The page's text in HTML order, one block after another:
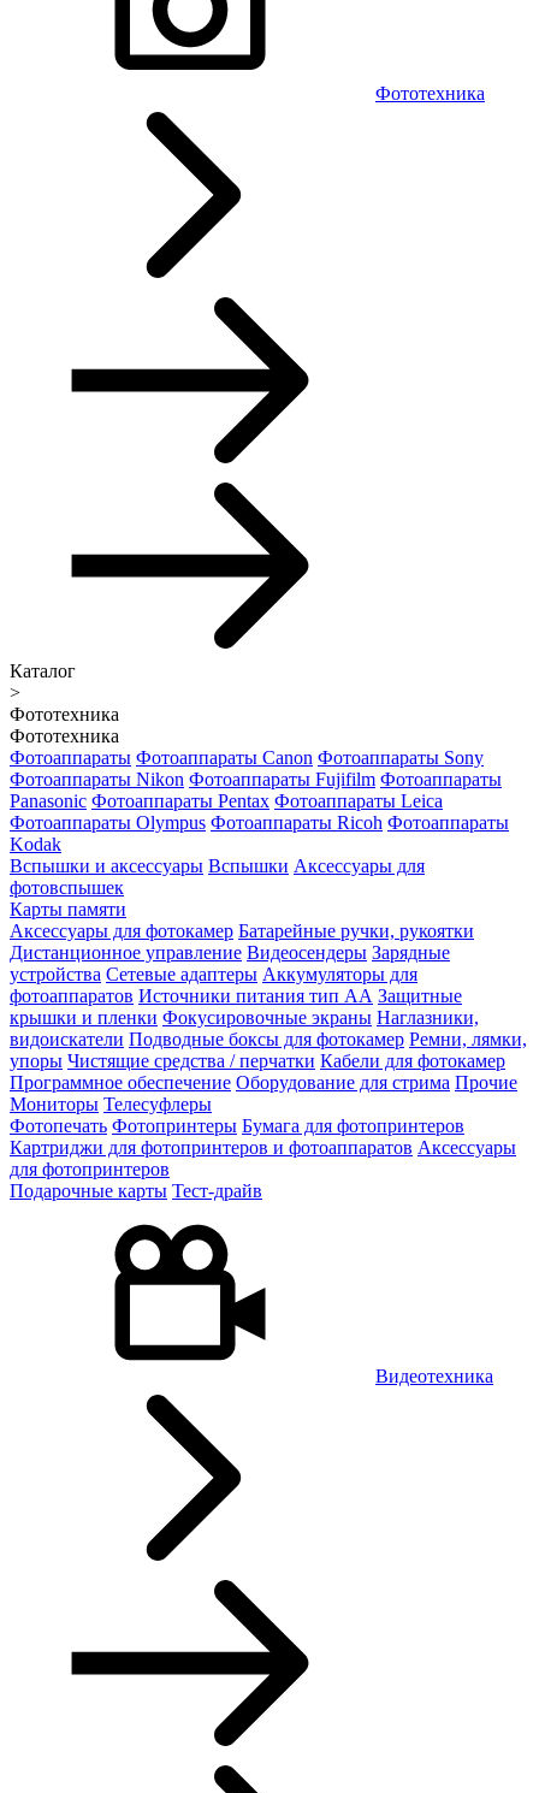
Фототехника
Каталог
>
Фототехника
Фототехника
Фотоаппараты Фотоаппараты Canon Фотоаппараты Sony
Фотоаппараты Nikon Фотоаппараты Fujifilm Фотоаппараты
Panasonic Фотоаппараты Pentax Фотоаппараты Leica
Фотоаппараты Olympus Фотоаппараты Ricoh Фотоаппараты
Kodak
Вспышки и аксессуары Вспышки Аксессуары для
фотовспышек
Карты памяти
Аксессуары для фотокамер Батарейные ручки, рукоятки
Дистанционное управление Видеосендеры Зарядные
устройства Сетевые адаптеры Аккумуляторы для
фотоаппаратов Источники питания тип АА Защитные
крышки и пленки Фокусировочные экраны Наглазники,
видоискатели Подводные боксы для фотокамер Ремни, лямки,
упоры Чистящие средства / перчатки Кабели для фотокамер
Программное обеспечение Оборудование для стрима Прочие
Мониторы Телесуфлеры
Фотопечать Фотопринтеры Бумага для фотопринтеров
Картриджи для фотопринтеров и фотоаппаратов Аксессуары
для фотопринтеров
Подарочные карты Тест-драйв
Видеотехника